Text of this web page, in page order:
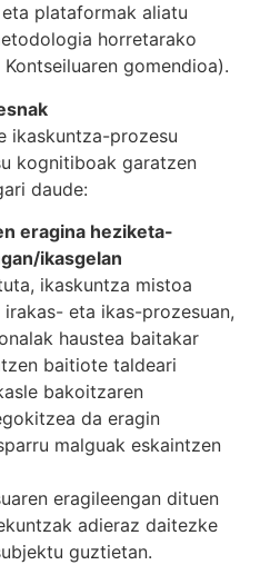
plataformak aliatu
horretarako
gomendioa).
ikaskuntza-prozesu
kognitiboak garatzen
daude:
eragina heziketa-
ikasgelan
ikaskuntza mistoa
eta ikas-prozesuan,
haustea baitakar
baitiote taldeari
bakoitzaren
da eragin
malguak eskaintzen
eragileengan dituen
adieraz daitezke
guztietan.